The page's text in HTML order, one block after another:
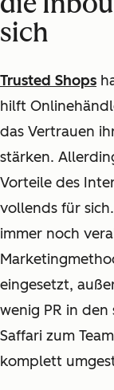
sich
Trusted Shops
hilft
das Vertrauen
stärken.
Vorteile des
vollends für
immer noch
eingesetzt,
wenig PR in den
Saffari zum
komplett